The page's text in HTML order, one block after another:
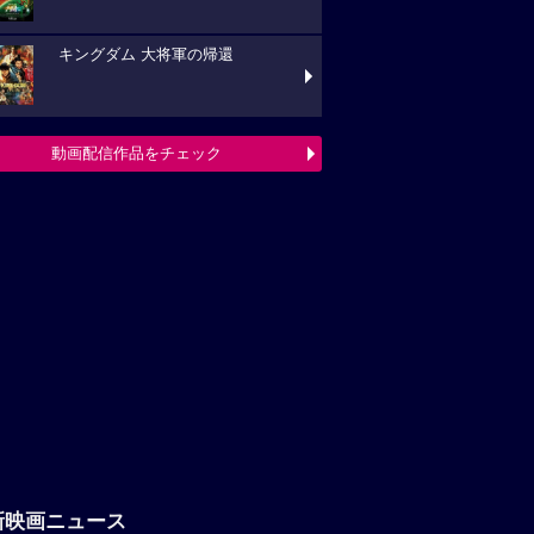
キングダム 大将軍の帰還
動画配信作品をチェック
映画ニュース